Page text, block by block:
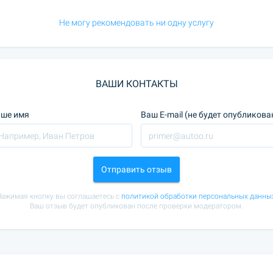
Не могу рекомендовать ни одну услугу
ВАШИ КОНТАКТЫ
имя Ваш E-mail (не будет
Отправить отзыв
кнопку вы соглашаетесь с политикой обработки персональных
Ваш отзыв будет опубликован после проверки модератором.